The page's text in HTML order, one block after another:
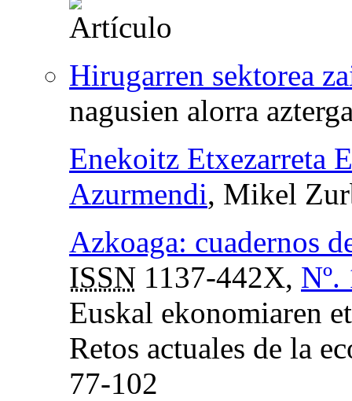
Hirugarren sektorea
nagusien alorra
Enekoitz Etxezarreta
Azurmendi, Mikel
Azkoaga: cuadernos
ISSN 1137-442X, Nº.
Euskal ekonomiaren
Retos actuales de la
77-102